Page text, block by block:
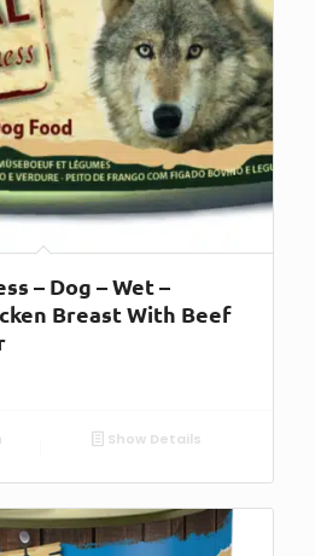
– Dog – Wet –
Breast With Beef
Show Details